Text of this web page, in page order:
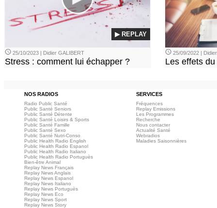
▶ REPLAY
25/10/2023 | Didier GALIBERT
Stress : comment lui échapper ?
25/09/2022 |
Les effets
NOS RADIOS SERVICES
Radio Public Santé
Public Santé Seniors
Public Santé Détente
Public Santé Loisirs & Sports
Public Santé Famille
Public Santé Sexo
Public Santé Nutri-Conso
Public Health Radio English
Public Health Radio Espanol
Public Health Radio Italiano
Public Health Radio Portuguès
Bien-être Animal
Replay News Français
Replay News Anglais
Replay News Espanol
Replay News Italiano
Replay News Portuguès
Replay News Eco
Replay News Sport
Replay News Story
Fréquences
Replay Emissions
Les Programmes
Recherche
Nous contacter
Actualité Santé
Webradios
Maladies Saisonnières